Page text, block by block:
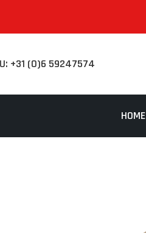
+31 (0)6 59247574
HOME